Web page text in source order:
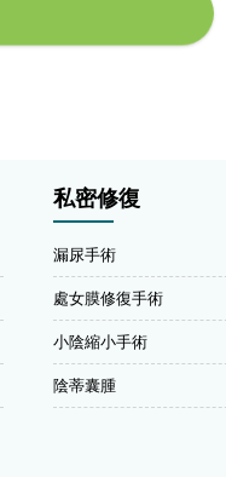
私密修復
漏尿手術
處女膜修復手術
小陰縮小手術
陰蒂囊腫